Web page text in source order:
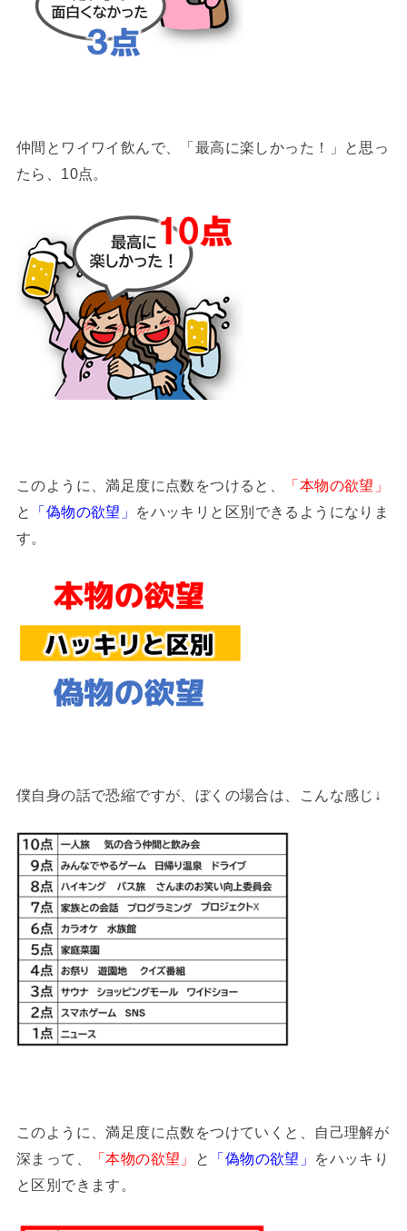
仲間とワイワイ飲んで、「最高に楽しかった！」と思っ
たら、10点。
このように、満足度に点数をつけると、
「本物の欲望」
と
「偽物の欲望」 をハッキリと区別できるようになりま
す。
僕自身の話で恐縮ですが、ぼくの場合は、こんな感じ↓
このように、満足度に点数をつけていくと、自己理解が
深まって、
「本物の欲望」 と 「偽物の欲望」
をハッキり
と区別できます。